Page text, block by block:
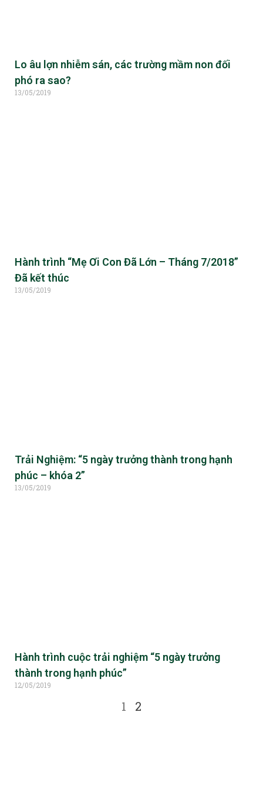
Lo âu lợn nhiễm sán, các trường mầm non đối
phó ra sao?
13/05/2019
Hành trình “Mẹ Ơi Con Đã Lớn – Tháng 7/2018”
Đã kết thúc
13/05/2019
Trải Nghiệm: “5 ngày trưởng thành trong hạnh
phúc – khóa 2”
13/05/2019
Hành trình cuộc trải nghiệm “5 ngày trưởng
thành trong hạnh phúc”
12/05/2019
1 2